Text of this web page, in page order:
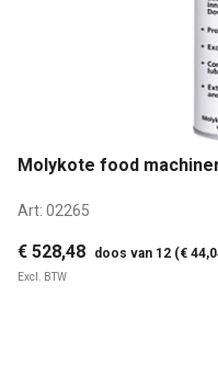
Molykote food
Art: 02265
€ 528,48 doos van 12 (€
Excl. BTW